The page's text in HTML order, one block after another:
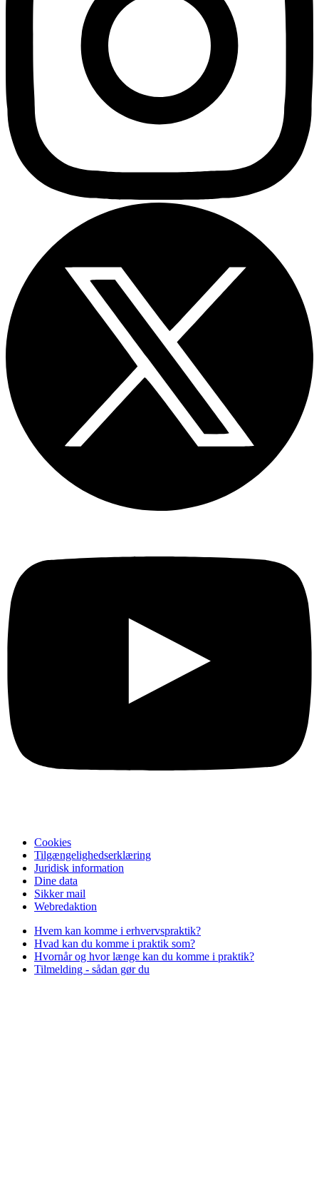
Cookies
Tilgængelighedserklæring
Juridisk information
Dine data
Sikker mail
Webredaktion
Hvem kan komme i erhvervspraktik?
Hvad kan du komme i praktik som?
Hvornår og hvor længe kan du komme i praktik?
Tilmelding - sådan gør du